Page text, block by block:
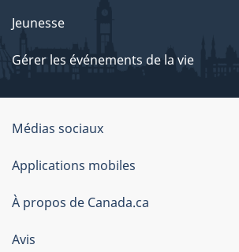
Jeunesse
Gérer les événements de la vie
Organisation
du
gouvernement
du
Canada
Médias sociaux
Applications mobiles
À propos de Canada.ca
Avis